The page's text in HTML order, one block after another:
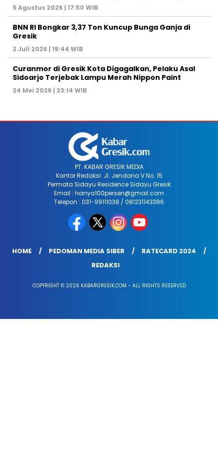
5 Agustus 2026 | 17:50 WIB
BNN RI Bongkar 3,37 Ton Kuncup Bunga Ganja di
Gresik
2 Juli 2026 | 19:44 WIB
Curanmor di Gresik Kota Digagalkan, Pelaku Asal
Sidoarjo Terjebak Lampu Merah Nippon Paint
24 Mei 2026 | 23:14 WIB
PT. KABAR GRESIK MEDIA
Kantor Redaksi: Jl. Jendana V No. 15
Permata Sidayu Residence Sidayu Gresik
Email : hanya100persen@gmail.com
Telepon : 031-99111038 / 081231143386
HOME PEDOMAN MEDIA SIBER
RATECARD 2024
REDAKSI
COPYRIGHT © 2026 KABARGRESIK.COM - ALL RIGHTS RESERVED